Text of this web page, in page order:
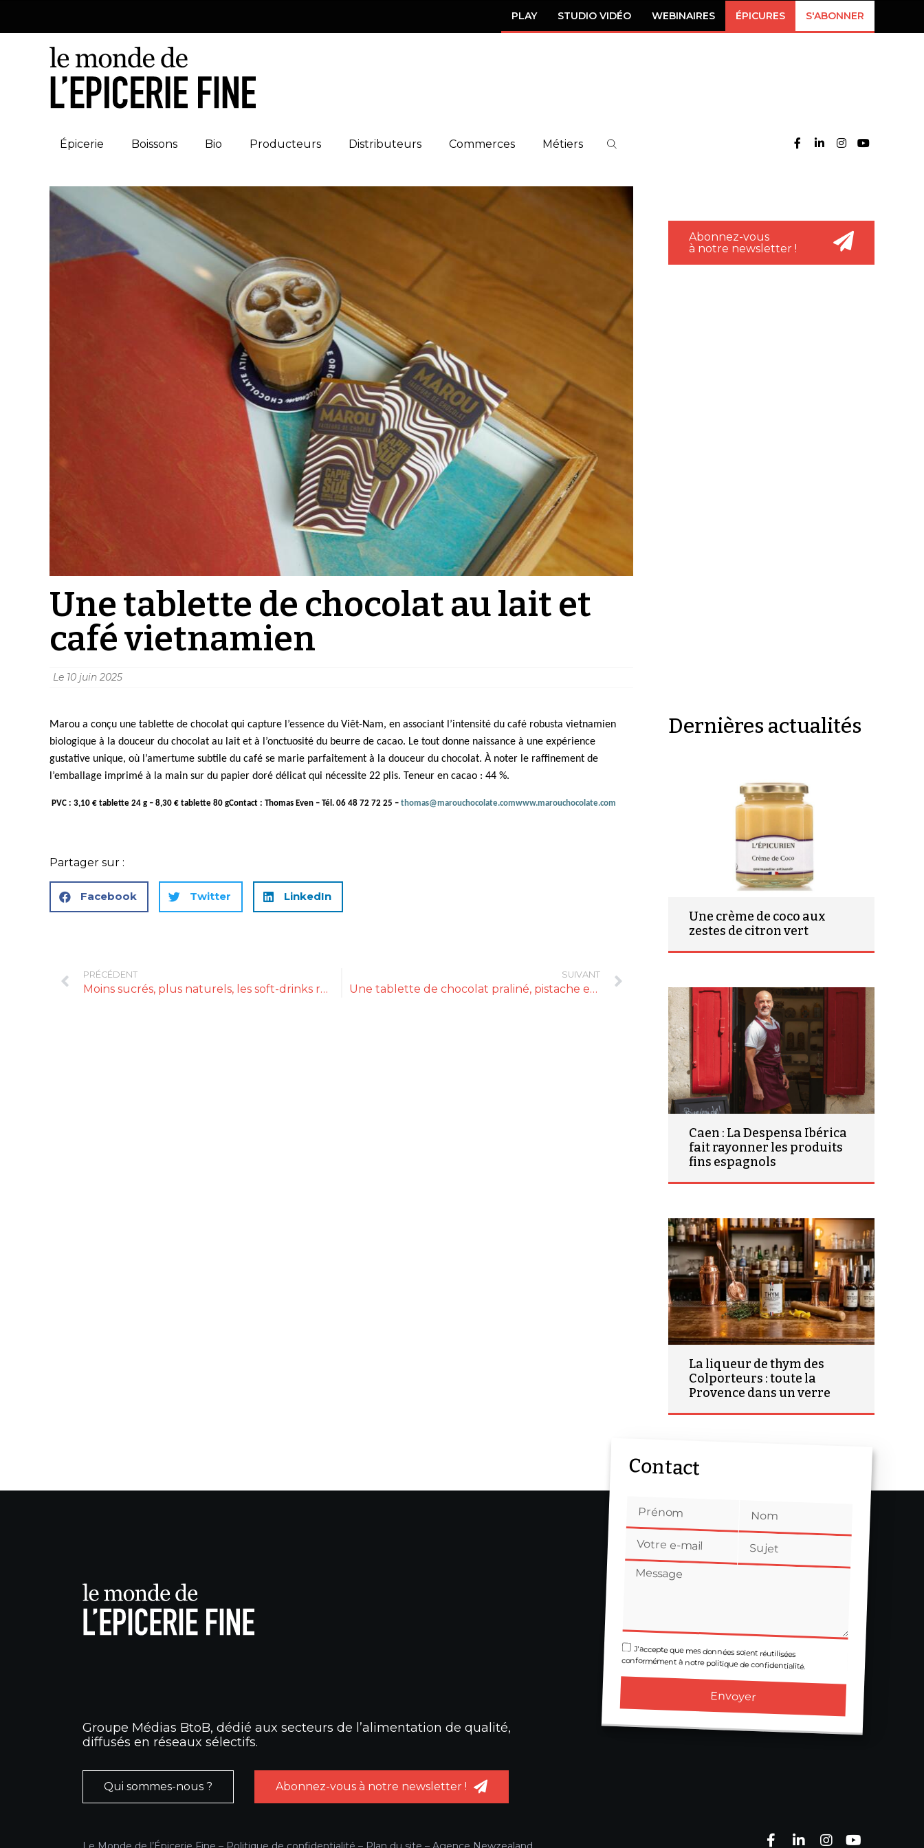
PLAY STUDIO VIDÉO WEBINAIRES ÉPICURES S'ABONNER
Épicerie Boissons Bio Producteurs Distributeurs Commerces Métiers
Une tablette de chocolat au lait et
café vietnamien
Le 10 juin 2025
Abonnez-vous
à notre newsletter !
Marou a conçu une tablette de chocolat qui capture l’essence du Viêt-Nam, en associant l’intensité du café robusta vietnamien
biologique à la douceur du chocolat au lait et à l’onctuosité du beurre de cacao. Le tout donne naissance à une expérience
gustative unique, où l’amertume subtile du café se marie parfaitement à la douceur du chocolat. À noter le raffinement de
l’emballage imprimé à la main sur du papier doré délicat qui nécessite 22 plis. Teneur en cacao : 44 %.
PVC : 3,10 € tablette 24 g – 8,30 € tablette 80 gContact : Thomas Even – Tél. 06 48 72 72 25 – thomas@marouchocolate.comwww.marouchocolate.com
Partager sur :
Facebook Twitter LinkedIn
PRÉCÉDENT
Moins sucrés, plus naturels, les soft-drinks redonnent goût au plaisir
SUIVANT
Une tablette de chocolat praliné, pistache et sel
Dernières actualités
Une crème de coco aux
zestes de citron vert
Caen : La Despensa Ibérica
fait rayonner les produits
fins espagnols
La liqueur de thym des
Colporteurs : toute la
Provence dans un verre
Groupe Médias BtoB, dédié aux secteurs de l’alimentation de qualité,
diffusés en réseaux sélectifs.
Qui sommes-nous ? Abonnez-vous à notre newsletter !
Contact
J'accepte que mes données soient réutilisées
conformément à notre politique de confidentialité.
Envoyer